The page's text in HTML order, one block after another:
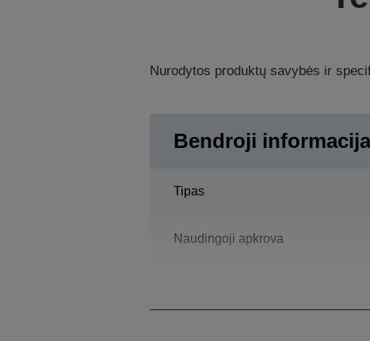
Nurodytos produktų savybės ir
Bendroji informacija
Tipas
Naudingoji apkrova